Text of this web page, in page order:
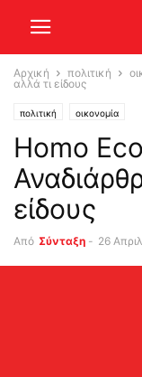
Αρχική πολιτική
αλλά τι είδους
πολιτική οικονομία
Homo
είδους
Από Σύνταξη - 26